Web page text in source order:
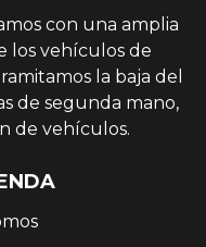
con una amplia
los vehículos de
la baja del
de segunda mano,
de vehículos.